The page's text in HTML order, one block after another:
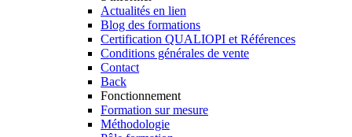
Actualités en lien
Blog des formations
Certification QUALIOPI et Références
Conditions générales de vente
Contact
Back
Fonctionnement
Formation sur mesure
Méthodologie